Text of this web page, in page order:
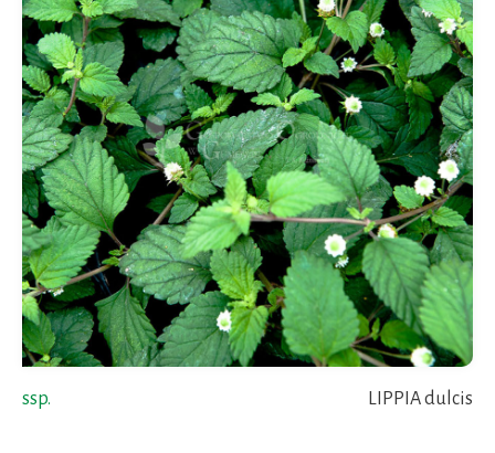
ssp. LIPPIA dulcis